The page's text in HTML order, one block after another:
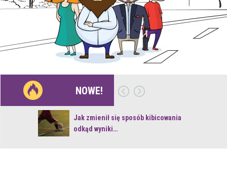
NOWE!
Jak zmienił się sposób kibicowania
odkąd wyniki…